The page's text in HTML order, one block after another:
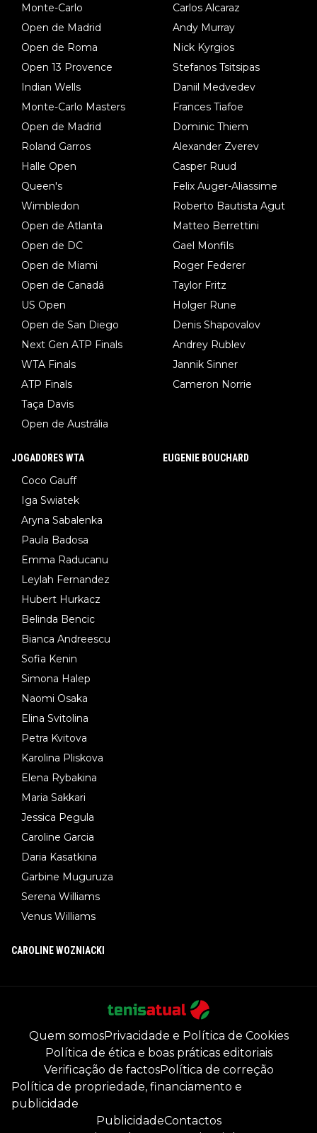
Monte-Carlo
Open de Madrid
Open de Roma
Open 13 Provence
Indian Wells
Monte-Carlo Masters
Open de Madrid
Roland Garros
Halle Open
Queen's
Wimbledon
Open de Atlanta
Open de DC
Open de Miami
Open de Canadá
US Open
Open de San Diego
Next Gen ATP Finals
WTA Finals
ATP Finals
Taça Davis
Open de Austrália
Carlos Alcaraz
Andy Murray
Nick Kyrgios
Stefanos Tsitsipas
Daniil Medvedev
Frances Tiafoe
Dominic Thiem
Alexander Zverev
Casper Ruud
Felix Auger-Aliassime
Roberto Bautista Agut
Matteo Berrettini
Gael Monfils
Roger Federer
Taylor Fritz
Holger Rune
Denis Shapovalov
Andrey Rublev
Jannik Sinner
Cameron Norrie
JOGADORES WTA
Coco Gauff
Iga Swiatek
Aryna Sabalenka
Paula Badosa
Emma Raducanu
Leylah Fernandez
Hubert Hurkacz
Belinda Bencic
Bianca Andreescu
Sofia Kenin
Simona Halep
Naomi Osaka
Elina Svitolina
Petra Kvitova
Karolina Pliskova
Elena Rybakina
Maria Sakkari
Jessica Pegula
Caroline Garcia
Daria Kasatkina
Garbine Muguruza
Serena Williams
Venus Williams
EUGENIE BOUCHARD
CAROLINE WOZNIACKI
Quem somosPrivacidade e Política de Cookies
Política de ética e boas práticas editoriais
Verificação de factosPolítica de correção
Política de propriedade, financiamento e
publicidade
PublicidadeContactos